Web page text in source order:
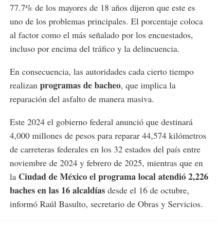
77.7% de los mayores de 18 años dijeron que este es
uno de los problemas principales. El porcentaje coloca
al factor como el más señalado por los encuestados,
incluso por encima del tráfico y la delincuencia.
En consecuencia, las autoridades cada cierto tiempo
realizan programas de bacheo, que implica la
reparación del asfalto de manera masiva.
Este 2024 el gobierno federal anunció que destinará
4,000 millones de pesos para reparar 44,574 kilómetros
de carreteras federales en los 32 estados del país entre
noviembre de 2024 y febrero de 2025, mientras que en
la Ciudad de México el programa local atendió 2,226
baches en las 16 alcaldías desde el 16 de octubre,
informó Raúl Basulto, secretario de Obras y Servicios.